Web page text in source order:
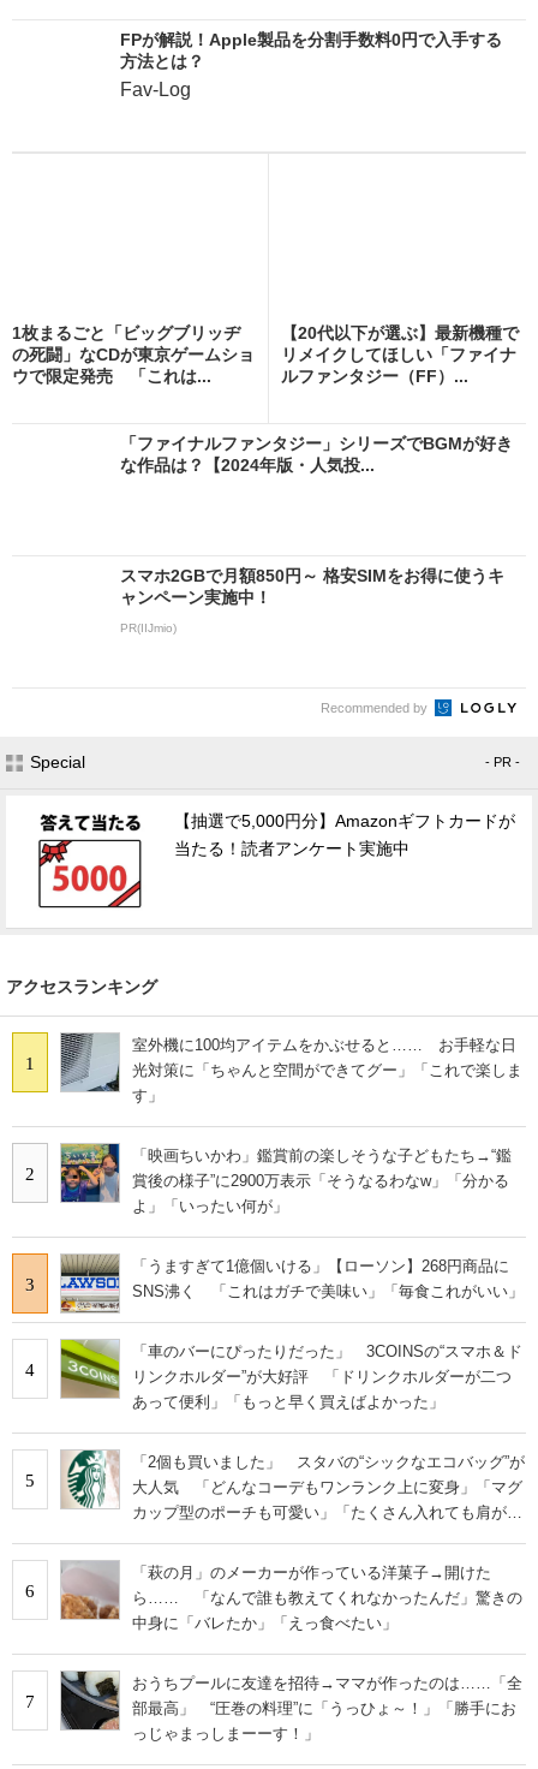
FPが解説！Apple製品を分割手数料0円で入手する
方法とは？
Fav-Log
1枚まるごと「ビッグブリッヂ
の死闘」なCDが東京ゲームショ
ウで限定発売 「これは...
【20代以下が選ぶ】最新機種で
リメイクしてほしい「ファイナ
ルファンタジー（FF）...
「ファイナルファンタジー」シリーズでBGMが好き
な作品は？【2024年版・人気投...
スマホ2GBで月額850円～ 格安SIMをお得に使うキ
ャンペーン実施中！
PR(IIJmio)
Recommended by
Special - PR -
【抽選で5,000円分】Amazonギフトカードが
当たる！読者アンケート実施中
アクセスランキング
1
室外機に100均アイテムをかぶせると…… お手軽な日
光対策に「ちゃんと空間ができてグー」「これで楽しま
す」
2
「映画ちいかわ」鑑賞前の楽しそうな子どもたち→“鑑
賞後の様子”に2900万表示「そうなるわなw」「分かる
よ」「いったい何が」
3
「うますぎて1億個いける」【ローソン】268円商品に
SNS沸く 「これはガチで美味い」「毎食これがいい」
4
「車のバーにぴったりだった」 3COINSの“スマホ＆ド
リンクホルダー”が大好評 「ドリンクホルダーが二つ
あって便利」「もっと早く買えばよかった」
5
「2個も買いました」 スタバの“シックなエコバッグ”が
大人気 「どんなコーデもワンランク上に変身」「マグ
カップ型のポーチも可愛い」「たくさん入れても肩が痛
6
「萩の月」のメーカーが作っている洋菓子→開けた
ら…… 「なんで誰も教えてくれなかったんだ」驚きの
中身に「バレたか」「えっ食べたい」
7
おうちプールに友達を招待→ママが作ったのは……「全
部最高」 “圧巻の料理”に「うっひょ～！」「勝手にお
っじゃまっしまーーす！」